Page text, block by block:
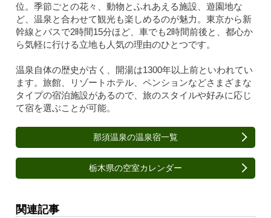
位。季節ごとの花々、動物とふれあえる施設、遊園地な
ど、温泉と合わせて観光も楽しめるのが魅力。東京から新
幹線とバスで2時間15分ほど、車でも2時間前後と、都心か
ら気軽に行ける立地も人気の理由のひとつです。
温泉自体の歴史が古く、開湯は1300年以上前といわれてい
ます。旅館、リゾートホテル、ペンションなどさまざまな
タイプの宿泊施設があるので、旅のスタイルや好みに応じ
て宿を選ぶことが可能。
那須温泉の温泉宿一覧
栃木県の空室カレンダー
関連記事